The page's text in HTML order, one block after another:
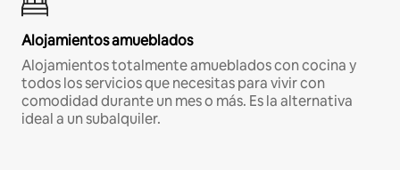
Alojamientos amueblados
Alojamientos totalmente amueblados con cocina y
todos los servicios que necesitas para vivir con
comodidad durante un mes o más. Es la alternativa
ideal a un subalquiler.